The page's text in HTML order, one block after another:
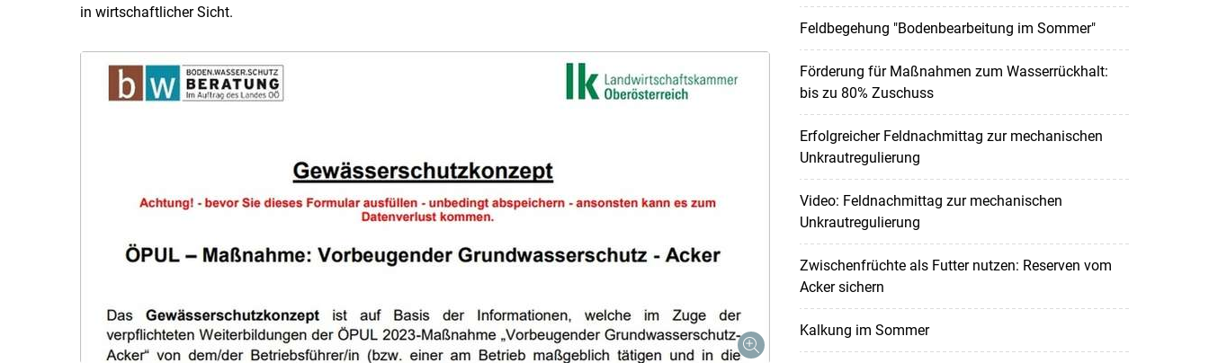
in wirtschaftlicher Sicht.
Feldbegehung "Bodenbearbeitung im Sommer"
Förderung für Maßnahmen zum Wasserrückhalt:
bis zu 80% Zuschuss
Erfolgreicher Feldnachmittag zur mechanischen
Unkrautregulierung
Video: Feldnachmittag zur mechanischen
Unkrautregulierung
Zwischenfrüchte als Futter nutzen: Reserven vom
Acker sichern
Kalkung im Sommer